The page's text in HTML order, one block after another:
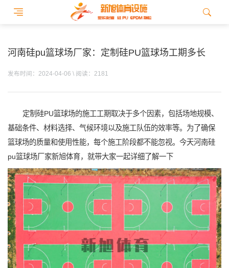
河南硅pu篮球场厂家：定制硅PU篮球场工期多长
发布时间：2024-04-06 \ 阅读：2181
定制硅PU篮球场的施工工期取决于多个因素，包括场地规模、
基础条件、材料选择、气候环境以及施工队伍的效率等。为了确保
篮球场的质量和使用性能，每个施工阶段都不能忽视。今天河南硅
pu篮球场厂家新旭体育，就带大家一起详细了解一下